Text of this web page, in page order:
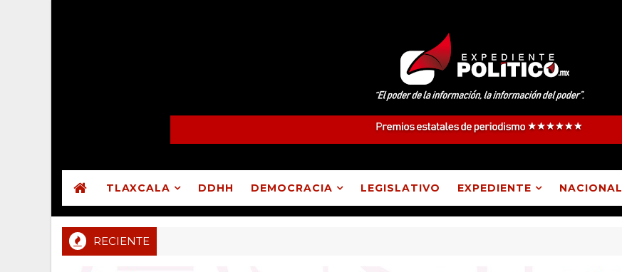
TLAXCALA DDHH DEMOCRACIA LEGISLATIVO EXPEDIENTE NACIONAL
RECIENTE